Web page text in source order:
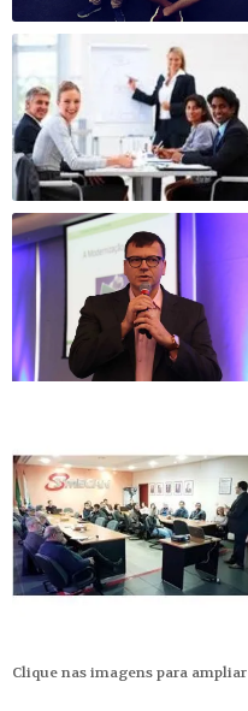
Clique nas imagens para ampliar